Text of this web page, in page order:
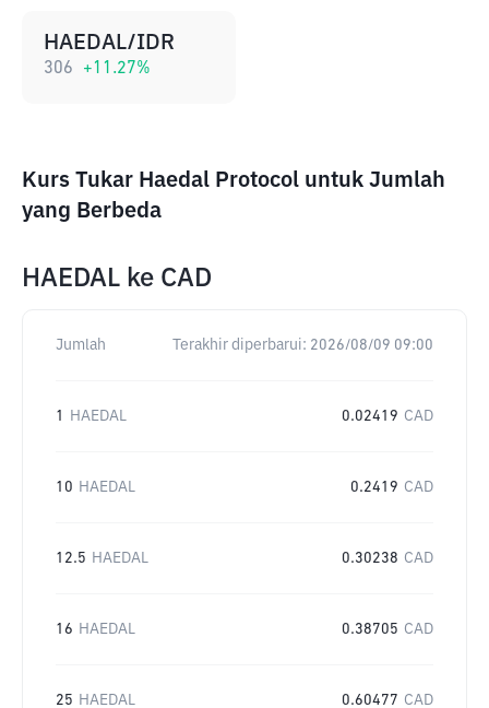
HAEDAL/IDR
306 +11.27%
Kurs Tukar Haedal Protocol untuk Jumlah
yang Berbeda
HAEDAL ke CAD
Jumlah Terakhir diperbarui: 2026/08/09 09:00
1 HAEDAL 0.02419 CAD
10 HAEDAL 0.2419 CAD
12.5 HAEDAL 0.30238 CAD
16 HAEDAL 0.38705 CAD
25 HAEDAL 0.60477 CAD